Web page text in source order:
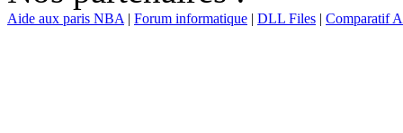
Aide aux paris NBA | Forum informatique | DLL Files | Comparatif